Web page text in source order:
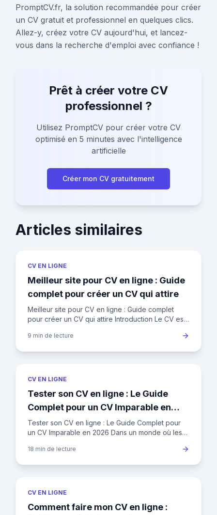
PromptCV.fr, la solution recommandée pour créer
un CV gratuit et professionnel en quelques clics.
Allez-y, créez votre CV aujourd'hui, et lancez-
vous dans la recherche d'emploi avec confiance !
Prêt à créer votre CV
professionnel ?
Utilisez PromptCV pour créer votre CV
optimisé en 5 minutes avec l'intelligence
artificielle
Créer mon CV gratuitement
Articles similaires
CV EN LIGNE
Meilleur site pour CV en ligne : Guide
complet pour créer un CV qui attire
Meilleur site pour CV en ligne : Guide complet
pour créer un CV qui attire Introduction Le CV est
indispensable pour tout
9 min de lecture
CV EN LIGNE
Tester son CV en ligne : Le Guide
Complet pour un CV Imparable en
2026
Tester son CV en ligne : Le Guide Complet pour
un CV Imparable en 2026 Dans un monde où les
semaine, la qualité de
18 min de lecture
CV EN LIGNE
Comment faire mon CV en ligne :